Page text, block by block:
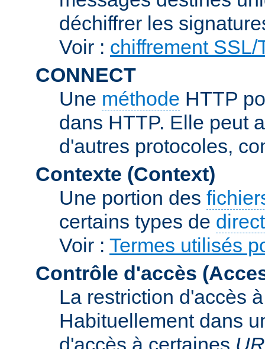
déchiffrer les
Voir : chiffrement SSL/
CONNECT
Une méthode HTTP
dans HTTP. Elle peut
d'autres protocoles,
Contexte (Context)
Une portion des
certains types de
Voir : Termes utilisés
Contrôle d'accès
La restriction d'accès
Habituellement dans
d'accès à certaines